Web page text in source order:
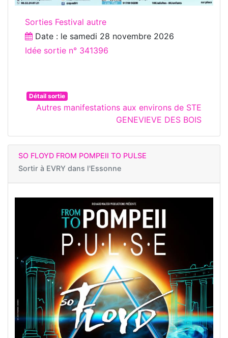
Sorties Festival autre
Date : le samedi 28 novembre 2026
Idée sortie n° 341396
Détail sortie
Autres manifestations aux environs de STE
GENEVIEVE DES BOIS
SO FLOYD FROM POMPEII TO PULSE
Sortir à EVRY dans l'Essonne